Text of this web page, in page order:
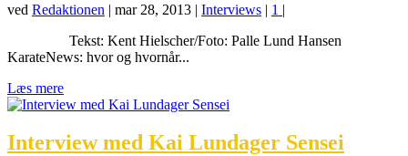
ved Redaktionen | mar 28, 2013 | Interviews | 1 |
Tekst: Kent Hielscher/Foto: Palle Lund Hansen
KarateNews: hvor og hvornår...
Læs mere
Interview med Kai Lundager Sensei